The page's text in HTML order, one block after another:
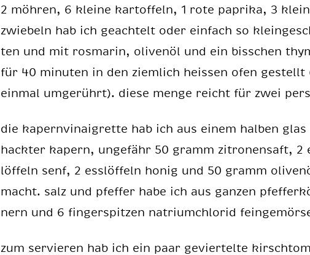
2 möh­ren, 6 klei­ne kar­tof­feln, 1 rote pa­pri­ka, 3
zwie­beln hab ich ge­ach­telt oder ein­fach so
ten und mit ros­ma­rin, oli­ven­öl und ein biss­chen
für 40 mi­nu­ten in den ziem­lich heis­sen ofen ge­stellt
ein­mal um­ge­rührt). die­se men­ge reicht für zwei
die ka­pern­vin­ai­gret­te hab ich aus ei­nem hal­ben
hack­ter ka­pern, un­ge­fähr 50 gramm zi­tro­nen­saft, 2
löf­feln senf, 2 ess­löf­feln ho­nig und 50 gramm
macht. salz und pfef­fer habe ich aus gan­zen
nern und 6 fin­ger­spit­zen na­tri­um­chlo­rid
zum ser­vie­ren hab ich ein paar ge­vier­tel­te